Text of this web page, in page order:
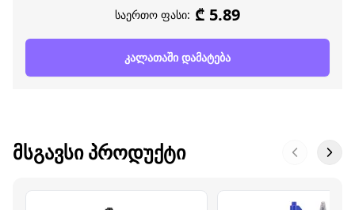
საერთო ფასი: ₾ 5.89
კალათაში დამატება
ᲛᲡᲒᲐᲕᲡᲘ ᲞᲠᲝᲓᲣᲥᲢᲘ